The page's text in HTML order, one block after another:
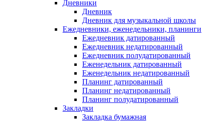
Дневники
Дневник
Дневник для музыкальной школы
Ежедневники, еженедельники, планинги
Ежедневник датированный
Ежедневник недатированный
Ежедневник полудатированный
Еженедельник датированный
Еженедельник недатированный
Планинг датированный
Планинг недатированный
Планинг полудатированный
Закладки
Закладка бумажная